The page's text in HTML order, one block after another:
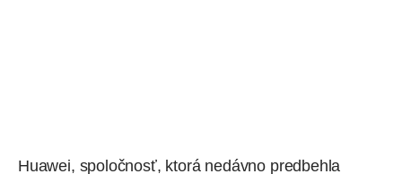
Huawei, spoločnosť, ktorá nedávno predbehla